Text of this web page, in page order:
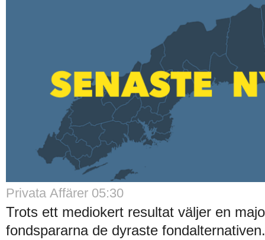
Privata Affärer 05:30
Trots ett mediokert resultat väljer en
fondspararna de dyraste